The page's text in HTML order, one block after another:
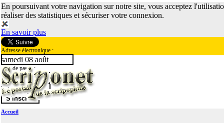
En poursuivant votre navigation sur notre site, vous acceptez
réaliser des statistiques et sécuriser votre connexion.
En savoir plus
Adresse électronique :
Mot de passe :
samedi 08 août
Accueil